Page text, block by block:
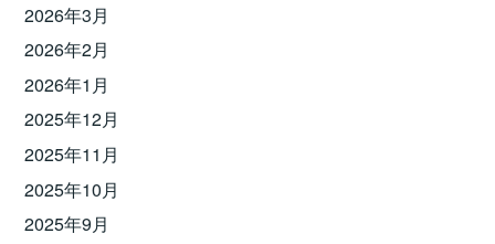
2026年3月
2026年2月
2026年1月
2025年12月
2025年11月
2025年10月
2025年9月